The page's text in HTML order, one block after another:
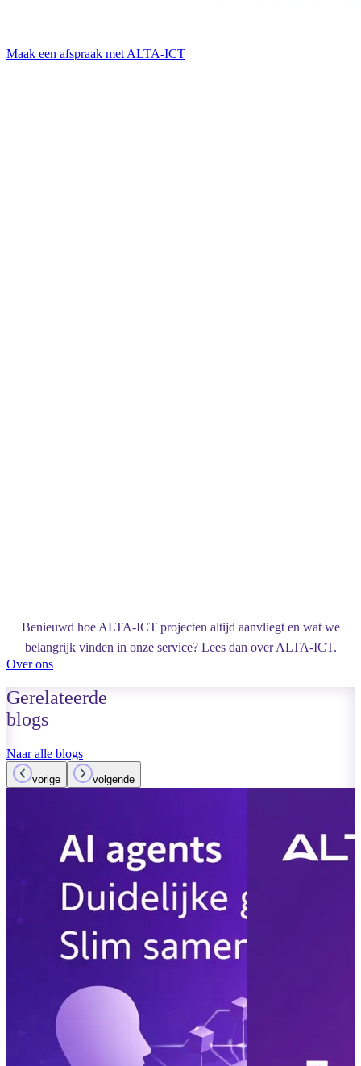
Maak een afspraak met ALTA-ICT
Benieuwd hoe ALTA-ICT projecten altijd aanvliegt en wat we
belangrijk vinden in onze service? Lees dan over ALTA-ICT.
Over ons
Gerelateerde
blogs
Naar alle blogs
vorige volgende
Lees meer
AI